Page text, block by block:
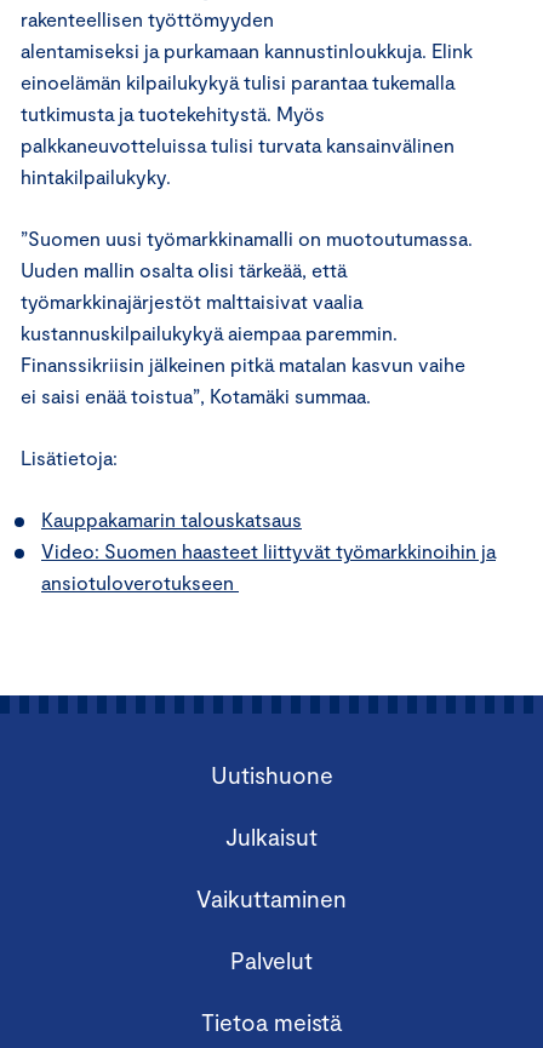
rakenteellisen työttömyyden
alentamiseksi ja purkamaan kannustinloukkuja. Elink
einoelämän kilpailukykyä tulisi parantaa tukemalla
tutkimusta ja tuotekehitystä. Myös
palkkaneuvotteluissa tulisi turvata kansainvälinen
hintakilpailukyky.
”Suomen uusi työmarkkinamalli on muotoutumassa.
Uuden mallin osalta olisi tärkeää, että
työmarkkinajärjestöt malttaisivat vaalia
kustannuskilpailukykyä aiempaa paremmin.
Finanssikriisin jälkeinen pitkä matalan kasvun vaihe
ei saisi enää toistua”, Kotamäki summaa.
Lisätietoja:
Kauppakamarin talouskatsaus
Video: Suomen haasteet liittyvät työmarkkinoihin ja
ansiotuloverotukseen
Uutishuone
Julkaisut
Vaikuttaminen
Palvelut
Tietoa meistä